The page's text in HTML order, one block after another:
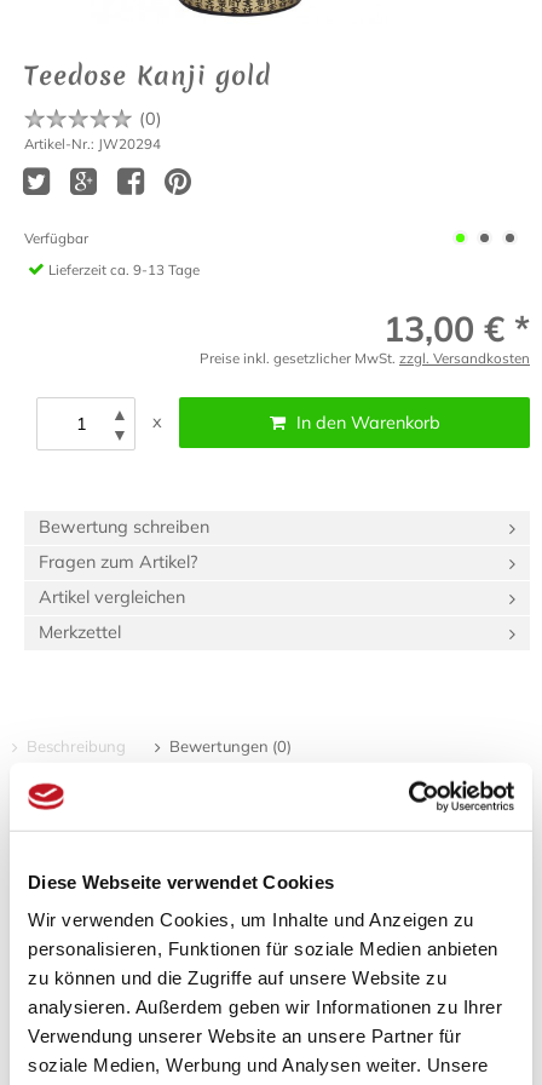
Diese Webseite verwendet Cookies
Wir verwenden Cookies, um Inhalte und Anzeigen zu
personalisieren, Funktionen für soziale Medien anbieten
zu können und die Zugriffe auf unsere Website zu
analysieren. Außerdem geben wir Informationen zu Ihrer
Verwendung unserer Website an unsere Partner für
soziale Medien, Werbung und Analysen weiter. Unsere
Teedose Kanji gold
(0)
Artikel-Nr.: JW20294
Verfügbar
Lieferzeit ca. 9-13 Tage
13,00 € *
Preise inkl. gesetzlicher MwSt. zzgl. Versandkosten
▲
▼
x In den Warenkorb
Bewertung schreiben
Fragen zum Artikel?
Artikel vergleichen
Merkzettel
Beschreibung Bewertungen (0)
Produktinformationen "Teedose Kanji gold"
Länge:
6 cm
Breite:
6 cm
Höhe:
15 cm
Gewicht:
150 g
Goldene Teedose mit Washi-Papier und schwarzen Kanji
für 175 g Tee, der Innendeckel ist aus Plastik.